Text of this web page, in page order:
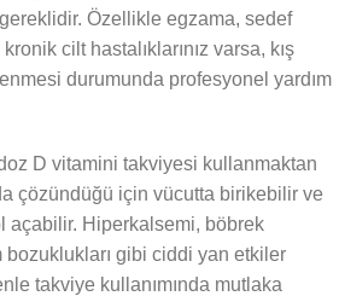
Özellikle egzama, sedef
cilt hastalıklarınız varsa, kış
durumunda profesyonel yardım
D vitamini takviyesi kullanmaktan
çözündüğü için vücutta birikebilir ve
açabilir. Hiperkalsemi, böbrek
gibi ciddi yan etkiler
takviye kullanımında mutlaka